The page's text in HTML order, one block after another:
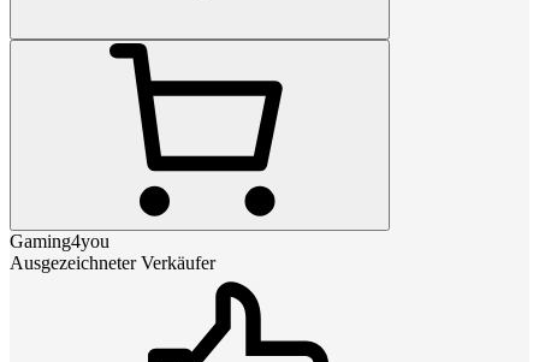
Gaming4you
Ausgezeichneter Verkäufer